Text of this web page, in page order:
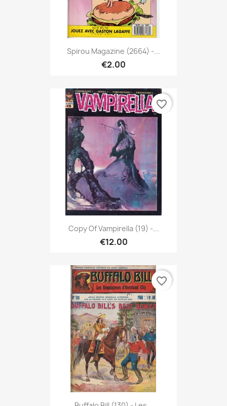
Spirou Magazine (2664) -...
€2.00
Copy Of Vampirella (19) -...
€12.00
favorite_border
favorite_border